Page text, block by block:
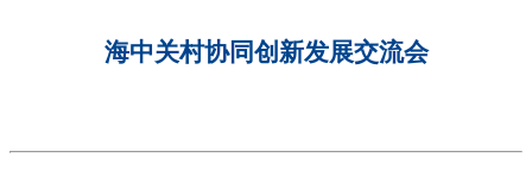
海中关村协同创新发展交流会